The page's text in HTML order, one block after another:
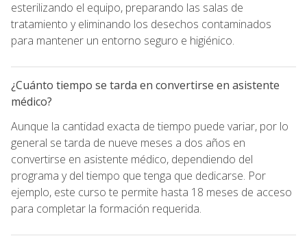
esterilizando el equipo, preparando las salas de
tratamiento y eliminando los desechos contaminados
para mantener un entorno seguro e higiénico.
¿Cuánto tiempo se tarda en convertirse en asistente
médico?
Aunque la cantidad exacta de tiempo puede variar, por lo
general se tarda de nueve meses a dos años en
convertirse en asistente médico, dependiendo del
programa y del tiempo que tenga que dedicarse. Por
ejemplo, este curso te permite hasta 18 meses de acceso
para completar la formación requerida.